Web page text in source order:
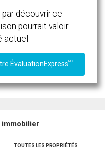
découvrir ce
pourrait valoir
actuel.
ÉvaluationExpressMC
immobilier
TOUTES LES PROPRIÉTÉS